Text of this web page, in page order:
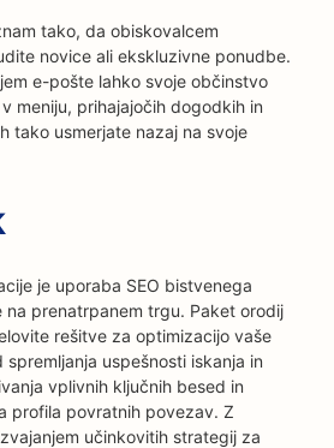
tako, da obiskovalcem
novice ali ekskluzivne ponudbe.
e-pošte lahko svoje občinstvo
meniju, prihajajočih dogodkih in
tako usmerjate nazaj na svoje
je uporaba SEO bistvenega
na prenatrpanem trgu. Paket orodij
rešitve za optimizacijo vaše
uspešnosti iskanja in
vplivnih ključnih besed in
profila povratnih povezav. Z
učinkovitih strategij za